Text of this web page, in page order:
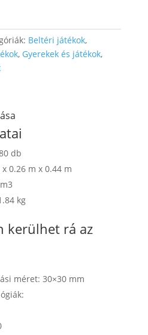
Beltéri játékok,
, Gyerekek és játékok,
db
0.26 m x 0.44 m
kg
kerülhet rá az
méret: 30×30 mm